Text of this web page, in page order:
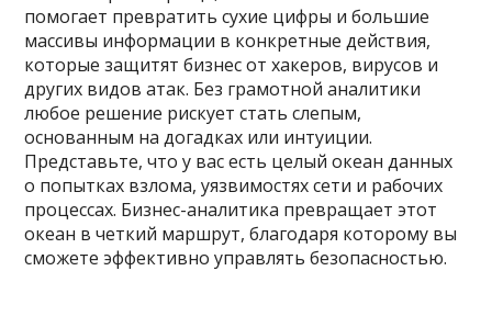
помогает превратить сухие цифры и большие
массивы информации в конкретные действия,
которые защитят бизнес от хакеров, вирусов и
других видов атак. Без грамотной аналитики
любое решение рискует стать слепым,
основанным на догадках или интуиции.
Представьте, что у вас есть целый океан данных
о попытках взлома, уязвимостях сети и рабочих
процессах. Бизнес-аналитика превращает этот
океан в четкий маршрут, благодаря которому вы
сможете эффективно управлять безопасностью.